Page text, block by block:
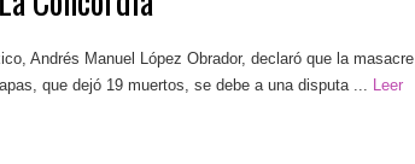
Andrés Manuel López Obrador, declaró que la masacre
que dejó 19 muertos, se debe a una disputa ...
Leer